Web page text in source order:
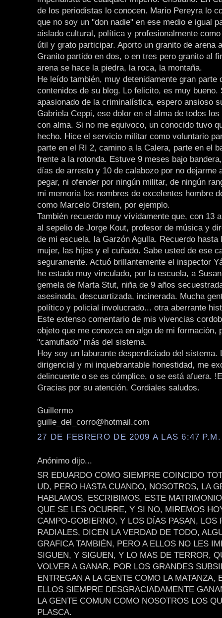
de los periodistas lo conocen. Mario Pereyra lo
que no soy un "don nadie" en ese medio e igual
aislado cultural, política y profesionalmente
útil y grato participar. Aporto un granito de arena
Granito partido en dos, o en tres pero granito al
arena se hace la piedra, la roca, la montaña.
He leído también, muy detenidamente gran parte
contenidos de su blog. Lo felicito, es muy bueno.
apasionado de la criminalística, espero ansioso
Gabriela Ceppi, ese dolor en el alma de todos
con alma. Si no me equivoco, un conocido tuvo
hecho. Hice el servicio militar como voluntario
parte en el RI 2, camino a la Calera, parte en el
frente a la rotonda. Estuve 9 meses bajo
días de arresto y 10 de calabozo por no dejarme
pegar, ni ofender por ningún militar, de ningún
mi memoria los nombres de excelentes hombre
como Marcelo Orstein, por ejemplo.
También recuerdo muy vívidamente que, con 13
al sepelio de Jorge Kout, profesor de música y
de mi escuela, la Garzón Agulla. Recuerdo hasta
mujer, las hijas y el cuñado. Sabe usted de ese
seguramente. Actuó brillantemente el inspector
he estado muy vinculado, por la escuela, a
gemela de Marta Stut, niña de 9 años
asesinada, descuartizada, incinerada. Mucha
político y policial involucrado... otra aberrante
Este extenso comentario de mis vivencias
objeto que me conozca en algo de mi formación,
"camuflado" más del sistema.
Hoy soy un laburante desperdiciado del sistema.
dirigencial y mi inquebrantable honestidad, me
delincuente o se es cómplice, o se está afuera.
Gracias por su atención. Cordiales saludos.
Guillermo
guille_del_corro@hotmail.com
27 DE FEBRERO DE 2009 A LAS 6:47 P.M.
Anónimo dijo...
SR EDUARDO COMO SIEMPRE COINCIDO
UD, PERO HASTA CUANDO, NOSOTROS, LA
HABLAMOS, ESCRIBIMOS, ESTE
QUE SE LES OCURRE, Y SI NO, MIREMOS
CAMPO-GOBIERNO, Y LOS DÍAS PASAN, LOS
RADIALES, DICEN LA VERDAD DE TODO,
GRAFICA TAMBIÉN, PERO A ELLOS NO LES
SIGUEN, Y SIGUEN, Y LO MAS DE TERROR,
VOLVER A GANAR, POR LOS GRANDES
ENTREGAN A LA GENTE COMO LA MATANZA,
ELLOS SIEMPRE DESGRACIADAMENTE
LA GENTE COMUN COMO NOSOTROS LOS
PLASCA.